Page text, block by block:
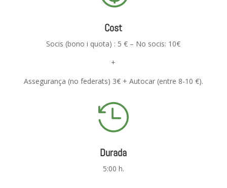
Cost
Socis (bono i quota) : 5 € – No socis: 10€
+
Assegurança (no federats) 3€ + Autocar (entre 8-10 €).

Durada
5:00 h.